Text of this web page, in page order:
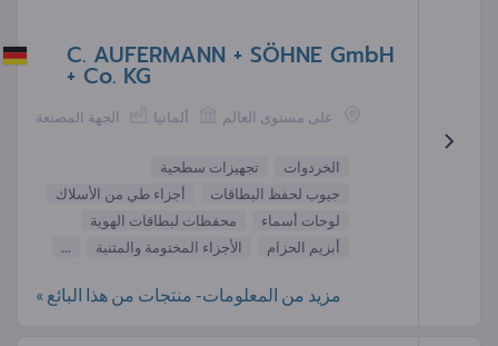
C. AUFERMANN + SÖHNE GmbH
+ Co. KG
الجهة المصنعة ألمانيا على مستوى العالم
الخردوات
تجهيزات سطحية
جيوب لحفظ البطاقات
أجزاء طي من الأسلاك
لوحات أسماء
محفظات لبطاقات الهوية
أبزيم الحزام
الأجزاء المختومة والمثنية ...
مزيد من المعلومات- منتجات من هذا البائع »